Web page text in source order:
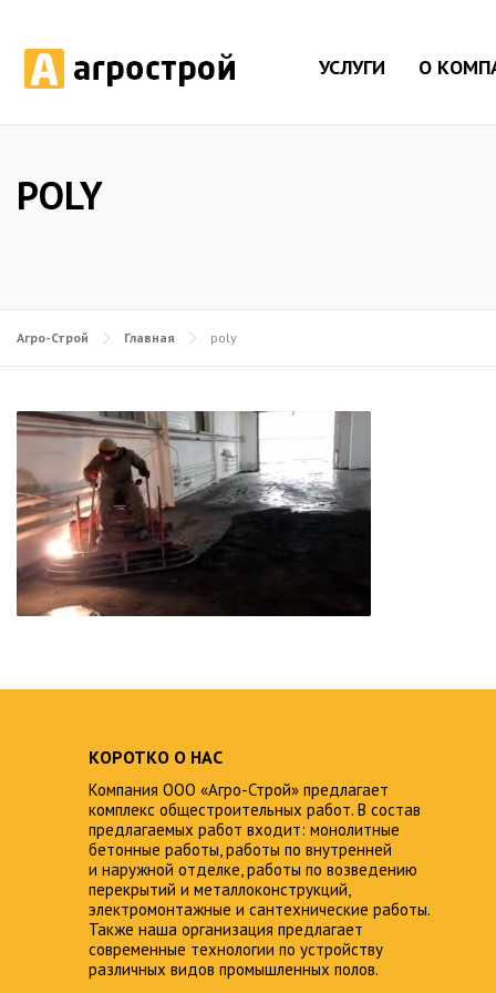
УСЛУГИ О
POLY
Агро-Строй Главная poly
КОРОТКО О НАС
Компания ООО «Агро-Строй» предлагает
комплекс общестроительных работ. В состав
предлагаемых работ входит: монолитные
бетонные работы, работы по внутренней
и наружной отделке, работы по возведению
перекрытий и металлоконструкций,
электромонтажные и сантехнические работы.
Также наша организация предлагает
современные технологии по устройству
различных видов промышленных полов.